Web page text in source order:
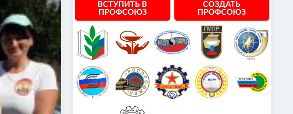
ВСТУПИТЬ В
ПРОФСОЮЗ
СОЗДАТЬ
ПРОФСОЮЗ